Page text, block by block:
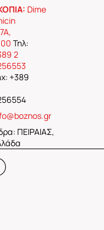
Dime
Τηλ:
2
+389
ΠΕΙΡΑΙΑΣ,